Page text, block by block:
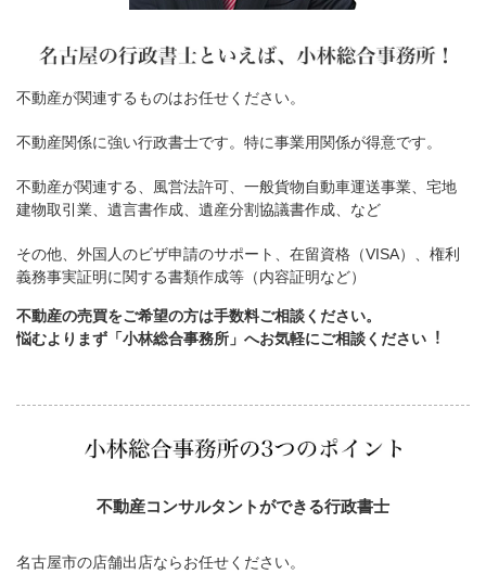
不動産が関連するものはお任せください。
不動産関係に強い行政書士です。特に事業用関係が得意です。
不動産が関連する、風営法許可、一般貨物自動車運送事業、宅地
建物取引業、遺言書作成、遺産分割協議書作成、など
その他、外国人のビザ申請のサポート、在留資格（VISA）、権利
義務事実証明に関する書類作成等（内容証明など）
不動産の売買をご希望の方は手数料ご相談ください。
悩むよりまず「小林総合事務所」へお気軽にご相談ください︕
不動産コンサルタントができる行政書士
名古屋市の店舗出店ならお任せください。